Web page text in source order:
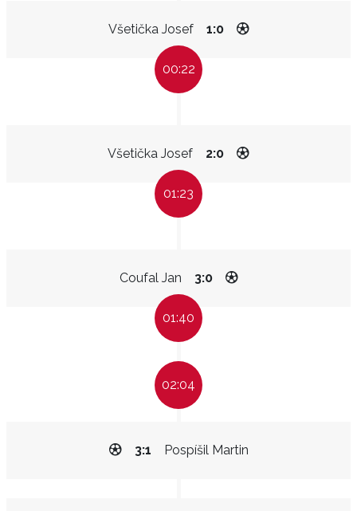
Všetička Josef 1:0
00:22
Všetička Josef 2:0
01:23
Coufal Jan 3:0
01:40
02:04
Pospíšil Martin
3:1